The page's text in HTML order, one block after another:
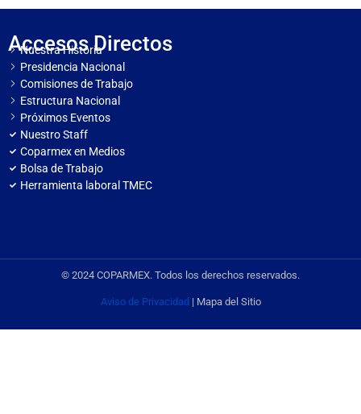
Accesos Directos
Nuestra Historia
Presidencia Nacional
Comisiones de Trabajo
Estructura Nacional
Próximos Eventos
Nuestro Staff
Coparmex en Medios
Bolsa de Trabajo
Herramienta laboral TMEC
© 2024 COPARMEX. Todos los derechos reservados.
Aviso de Privacidad | Mapa del Sitio